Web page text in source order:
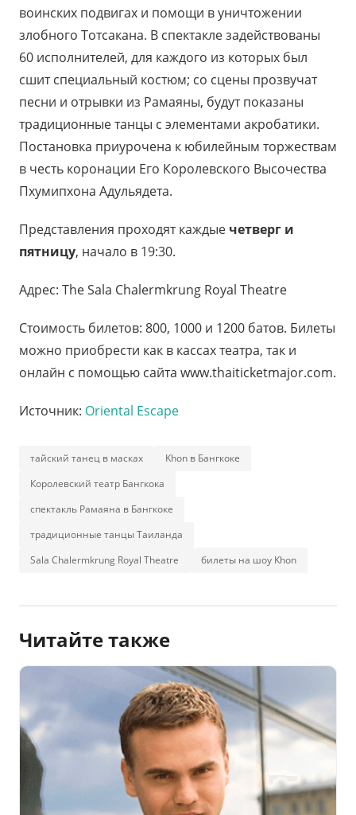
воинских подвигах и помощи в уничтожении
злобного Тотсакана. В спектакле задействованы
60 исполнителей, для каждого из которых был
сшит специальный костюм; со сцены прозвучат
песни и отрывки из Рамаяны, будут показаны
традиционные танцы с элементами акробатики.
Постановка приурочена к юбилейным торжествам
в честь коронации Его Королевского Высочества
Пхумипхона Адульядета.
Представления проходят каждые четверг и
пятницу, начало в 19:30.
Адрес: The Sala Chalermkrung Royal Theatre
Стоимость билетов: 800, 1000 и 1200 батов. Билеты
можно приобрести как в кассах театра, так и
онлайн с помощью сайта www.thaiticketmajor.com.
Источник: Oriental Escape
тайский танец в масках
Khon в Бангкоке
Королевский театр Бангкока
спектакль Рамаяна в Бангкоке
традиционные танцы Таиланда
Sala Chalermkrung Royal Theatre
билеты на шоу Khon
Читайте также